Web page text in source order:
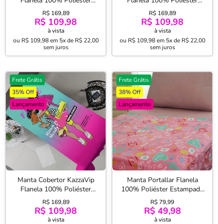
Estampa Digital Lol OMG
Style Licenciada 150mx220
Rosa
R$ 169,89
R$ 109,98
à vista
ou R$ 109,98em 5x de R$ 22,00
sem juros
Estampa Digital Lol OMG
Fashion Licenciada
150mx220 Branco
R$ 169,89
R$ 109,98
à vista
ou R$ 109,98em 5x de R$ 22,00
sem juros
Frete Grátis
35% Off
Lançamento
Manta Cobertor KazzaVip
Flanela 100% Poliéster
Estampa Digital Lol OMG
Neonlicious Licenciada
150mx220 Verde
R$ 169,89
R$ 109,98
à vista
Frete Grátis
38% Off
Lançamento
Manta Portallar Flanela
100% Poliéster Estampada
Meow 1,50m X 2,20m Rosa
R$ 79,99
R$ 49,98
à vista